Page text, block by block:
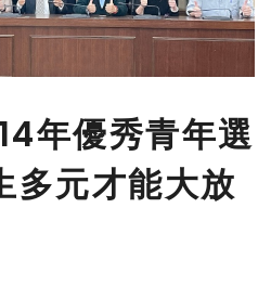
年優秀青年選
元才能大放